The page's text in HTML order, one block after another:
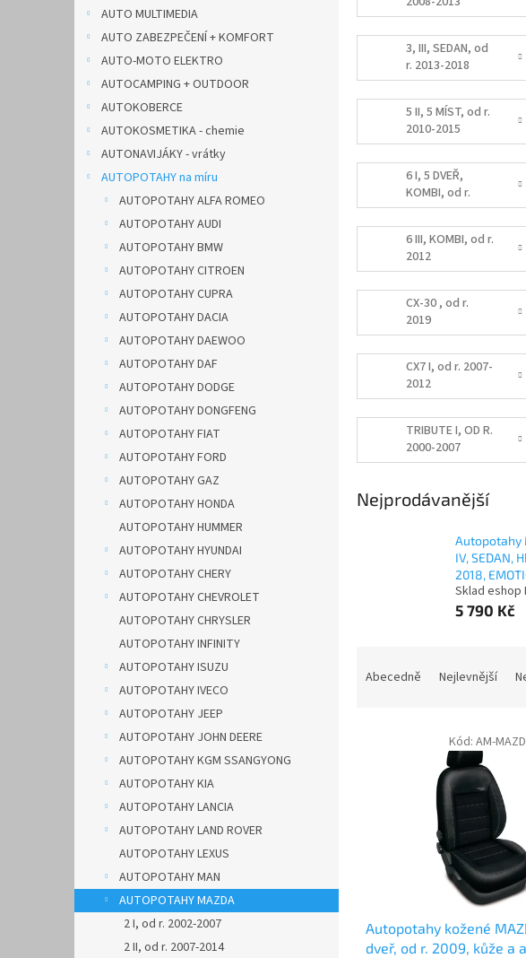
AUTO MULTIMEDIA
AUTO ZABEZPEČENÍ + KOMFORT
AUTO-MOTO ELEKTRO
AUTOCAMPING + OUTDOOR
AUTOKOBERCE
AUTOKOSMETIKA - chemie
AUTONAVIJÁKY - vrátky
AUTOPOTAHY na míru
AUTOPOTAHY ALFA ROMEO
AUTOPOTAHY AUDI
AUTOPOTAHY BMW
AUTOPOTAHY CITROEN
AUTOPOTAHY CUPRA
AUTOPOTAHY DACIA
AUTOPOTAHY DAEWOO
AUTOPOTAHY DAF
AUTOPOTAHY DODGE
AUTOPOTAHY DONGFENG
AUTOPOTAHY FIAT
AUTOPOTAHY FORD
AUTOPOTAHY GAZ
AUTOPOTAHY HONDA
AUTOPOTAHY HUMMER
AUTOPOTAHY HYUNDAI
AUTOPOTAHY CHERY
AUTOPOTAHY CHEVROLET
AUTOPOTAHY CHRYSLER
AUTOPOTAHY INFINITY
AUTOPOTAHY ISUZU
AUTOPOTAHY IVECO
AUTOPOTAHY JEEP
AUTOPOTAHY JOHN DEERE
AUTOPOTAHY KGM SSANGYONG
AUTOPOTAHY KIA
AUTOPOTAHY LANCIA
AUTOPOTAHY LAND ROVER
AUTOPOTAHY LEXUS
AUTOPOTAHY MAN
AUTOPOTAHY MAZDA
2 I, od r. 2002-2007
2 II, od r. 2007-2014
3, III, SEDAN, od
r. 2013-2018
5 II, 5 MÍST, od r.
2010-2015
6 I, 5 DVEŘ,
KOMBI, od r.
2002-2007
6 III, KOMBI, od r.
2012
CX-30 , od r.
2019
CX7 I, od r. 2007-
2012
TRIBUTE I, OD R.
2000-2007
Nejprodávanější
Autopotahy
IV, SEDAN,
2018,
Sklad eshop
5 790 Kč
Abecedně Nejlevnější
Autopotahy kožené
dveř, od r. 2009, kůže a
Kód: AM-